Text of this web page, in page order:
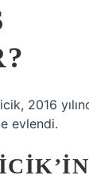
2016
evlendi.